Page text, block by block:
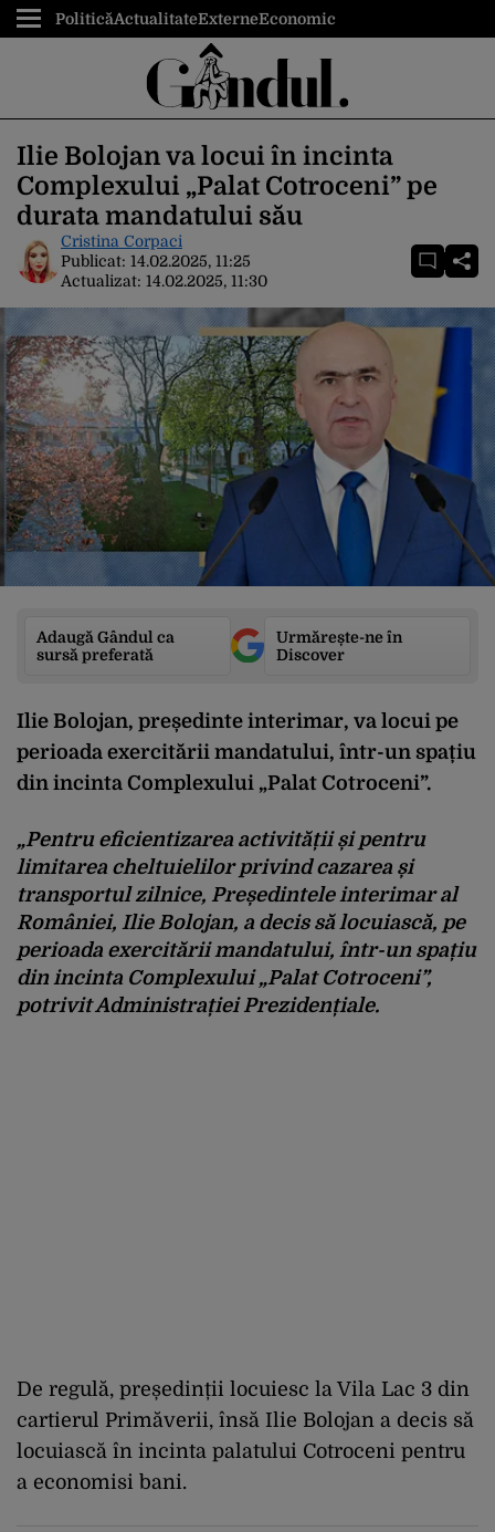
PoliticăActualitateExterneEconomic
Ilie Bolojan va locui în incinta
Complexului „Palat Cotroceni” pe
durata mandatului său
Cristina Corpaci
Publicat: 14.02.2025, 11:25
Actualizat: 14.02.2025, 11:30
Adaugă Gândul ca
sursă preferată
Urmărește-ne în
Discover
Ilie Bolojan, președinte interimar, va locui pe
perioada exercitării mandatului, într-un spațiu
din incinta Complexului „Palat Cotroceni”.
„Pentru eficientizarea activității și pentru
limitarea cheltuielilor privind cazarea și
transportul zilnice, Președintele interimar al
României, Ilie Bolojan, a decis să locuiască, pe
perioada exercitării mandatului, într-un spațiu
din incinta Complexului „Palat Cotroceni”,
potrivit Administrației Prezidențiale.
De regulă, președinții locuiesc la Vila Lac 3 din
cartierul Primăverii, însă Ilie Bolojan a decis să
locuiască în incinta palatului Cotroceni pentru
a economisi bani.